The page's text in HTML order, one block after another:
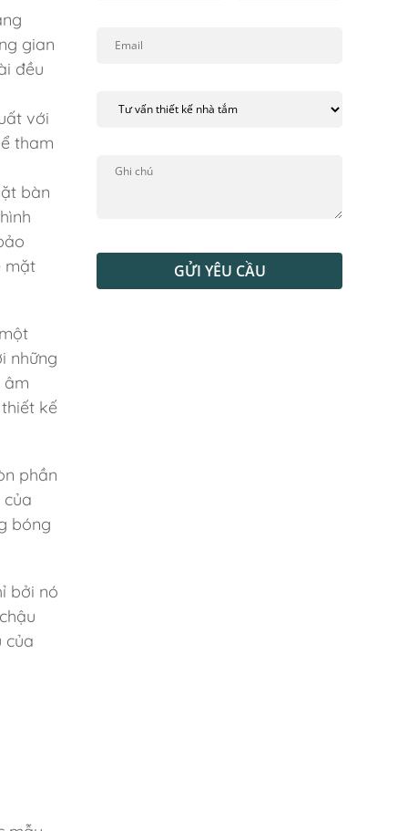
gian
đều
với
tham
bàn
mặt
những
âm
kế
phần
bóng
bởi nó
của
GỬI YÊU CẦU